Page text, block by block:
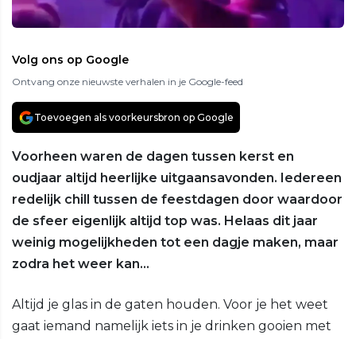
Volg ons op Google
Ontvang onze nieuwste verhalen in je Google-feed
Toevoegen als voorkeursbron op Google
Voorheen waren de dagen tussen kerst en
oudjaar altijd heerlijke uitgaansavonden. Iedereen
redelijk chill tussen de feestdagen door waardoor
de sfeer eigenlijk altijd top was. Helaas dit jaar
weinig mogelijkheden tot een dagje maken, maar
zodra het weer kan…
Altijd je glas in de gaten houden. Voor je het weet
gaat iemand namelijk iets in je drinken gooien met